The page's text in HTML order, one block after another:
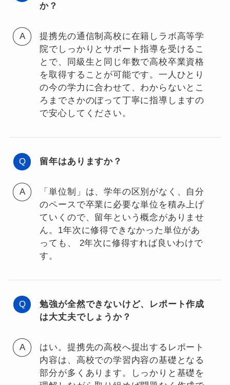
か？
提携先の通信制高校に在籍しラボ高等学
院でしっかりとサポート指導を受けるこ
とで、同級生と同じ年数で高校卒業資格
を取得することが可能です。一人ひとり
の今の学力に合わせて、わからないとこ
ろまでさかのぼって丁寧に指導しますの
で安心してください。
留年はありますか？
「単位制」は、学年の区別がなく、自分
のペースで卒業に必要な単位を積み上げ
ていくので、留年という概念がありませ
ん。1年次に修得できなかった単位があ
っても、 2年次に修得すれば良いわけで
す。
勉強が全然できないけど、レポート作成
は大丈夫でしょうか？
はい。提携先の高校へ提出するレポート
内容は、高校での学習内容の基礎となる
部分が多くあります。しっかりと基礎を